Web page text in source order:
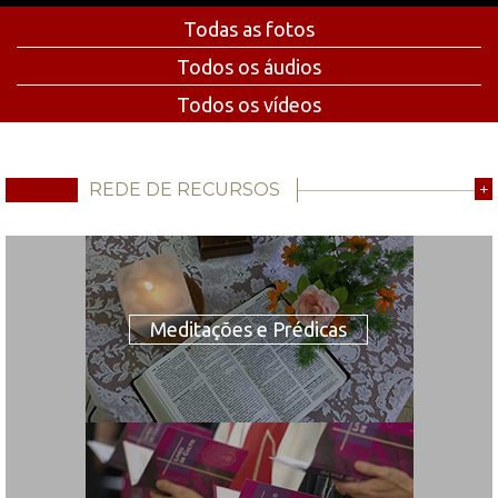
Todas as fotos
Todos os áudios
Todos os vídeos
REDE DE RECURSOS +
Meditações e Prédicas